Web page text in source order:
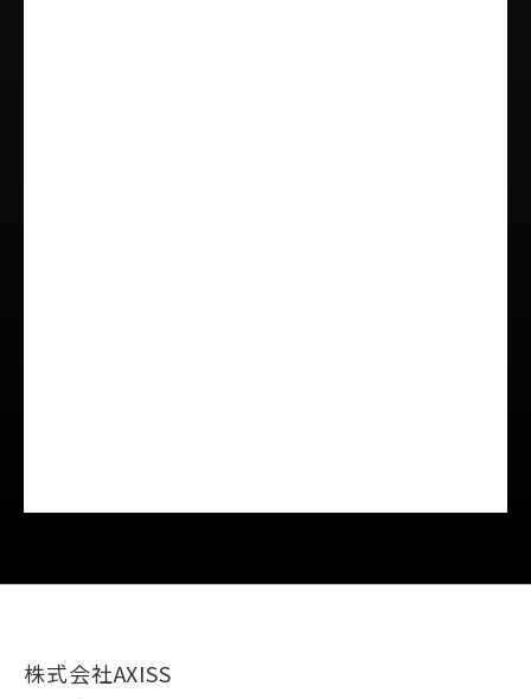
株式会社AXISS